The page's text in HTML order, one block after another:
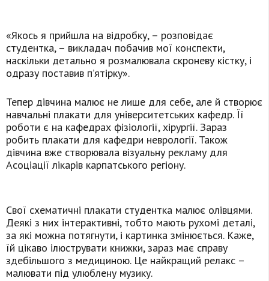
«Якось я прийшла на відробку, – розповідає
студентка, – викладач побачив мої конспекти,
наскільки детально я розмалювала скроневу кістку, і
одразу поставив п’ятірку».
Тепер дівчина малює не лише для себе, але й створює
навчальні плакати для університетських кафедр. Її
роботи є на кафедрах фізіології, хірургії. Зараз
робить плакати для кафедри неврології. Також
дівчина вже створювала візуальну рекламу для
Асоціації лікарів карпатського регіону.
Свої схематичні плакати студентка малює олівцями.
Деякі з них інтерактивні, тобто мають рухомі деталі,
за які можна потягнути, і картинка змінюється. Каже,
їй цікаво ілюструвати книжки, зараз має справу
здебільшого з медициною. Це найкращий релакс –
малювати під улюблену музику.